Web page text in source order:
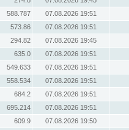
588.787
07.08.2026 19:51
573.86
07.08.2026 19:51
294.82
07.08.2026 19:45
635.0
07.08.2026 19:51
549.633
07.08.2026 19:51
558.534
07.08.2026 19:51
684.2
07.08.2026 19:51
695.214
07.08.2026 19:51
609.9
07.08.2026 19:50